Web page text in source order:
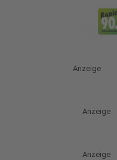
Anzeige
Anzeige
Anzeige